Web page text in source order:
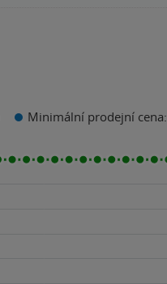
Minimální prodejní cena: